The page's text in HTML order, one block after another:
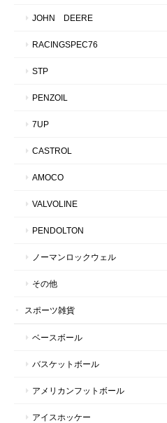
JOHN DEERE
RACINGSPEC76
STP
PENZOIL
7UP
CASTROL
AMOCO
VALVOLINE
PENDOLTON
ノーマンロックウェル
その他
スポーツ雑貨
ベースボール
バスケットボール
アメリカンフットボール
アイスホッケー